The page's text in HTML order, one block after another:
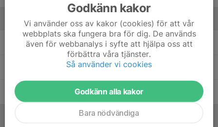
Ledare
Henrik BravTränare - Ledare
Renée MalménTränare
Sandra CarlsvärdTränare - Ledare
Godkänn kakor
Vi använder oss av kakor (cookies) för att vår
webbplats ska fungera bra för dig. De används
även för webbanalys i syfte att hjälpa oss att
förbättra våra tjänster.
Så använder vi cookies
Godkänn alla kakor
Bara nödvändiga